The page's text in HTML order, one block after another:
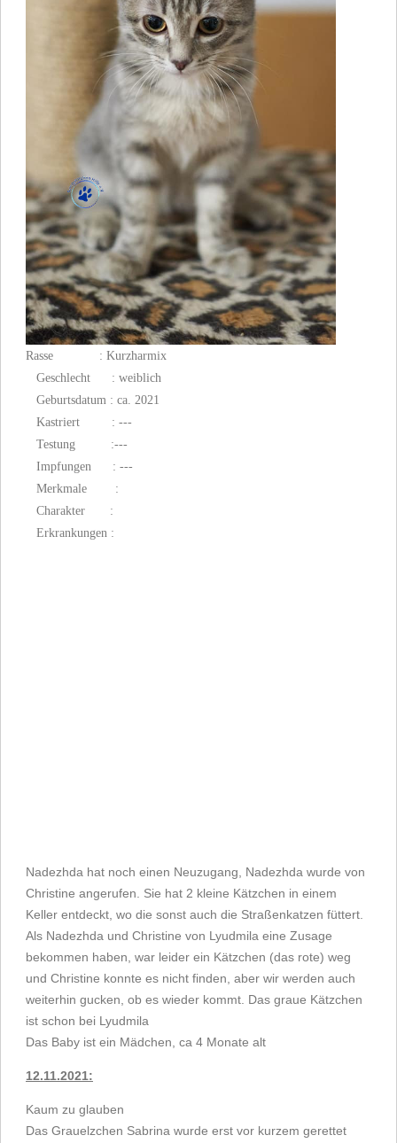
Rasse : Kurzharmix
Geschlecht : weiblich
Geburtsdatum : ca. 2021
Kastriert : ---
Testung :---
Impfungen : ---
Merkmale :
Charakter :
Erkrankungen :
Nadezhda hat noch einen Neuzugang, Nadezhda wurde von
Christine angerufen. Sie hat 2 kleine Kätzchen in einem
Keller entdeckt, wo die sonst auch die Straßenkatzen füttert.
Als Nadezhda und Christine von Lyudmila eine Zusage
bekommen haben, war leider ein Kätzchen (das rote) weg
und Christine konnte es nicht finden, aber wir werden auch
weiterhin gucken, ob es wieder kommt. Das graue Kätzchen
ist schon bei Lyudmila
Das Baby ist ein Mädchen, ca 4 Monate alt
12.11.2021:
Kaum zu glauben
Das Grauelzchen Sabrina wurde erst vor kurzem gerettet